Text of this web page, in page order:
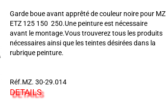
Garde boue avant apprêté de couleur noire pour MZ
ETZ 125 150 250.Une peinture est nécessaire
avant le montage.Vous trouverez tous les produits
nécessaires ainsi que les teintes désirées dans la
rubrique peinture.
Réf.MZ. 30-29.014
DETAILS